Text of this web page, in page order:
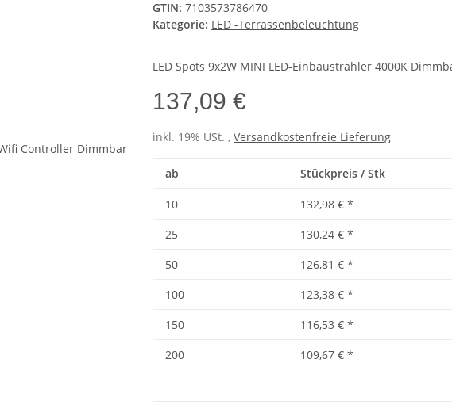
GTIN: 7103573786470
Kategorie: LED -Terrassenbeleuchtung
LED Spots 9x2W MINI LED-Einbaustrahler 4000K
137,09 €
inkl. 19% USt. , Versandkostenfreie Lieferung
ab Stückpreis / Stk
10 132,98 € *
25
130,24 € *
50
126,81 € *
100
123,38 € *
150
116,53 € *
200
109,67 € *